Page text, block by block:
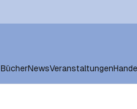
BücherNewsVeranstaltungen